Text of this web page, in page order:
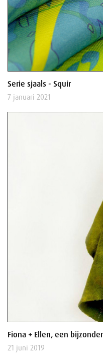
Serie sjaals - Squir
7 januari 2021
Fiona + Ellen, een
21 juni 2019